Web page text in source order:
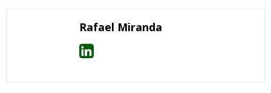
Rafael Miranda